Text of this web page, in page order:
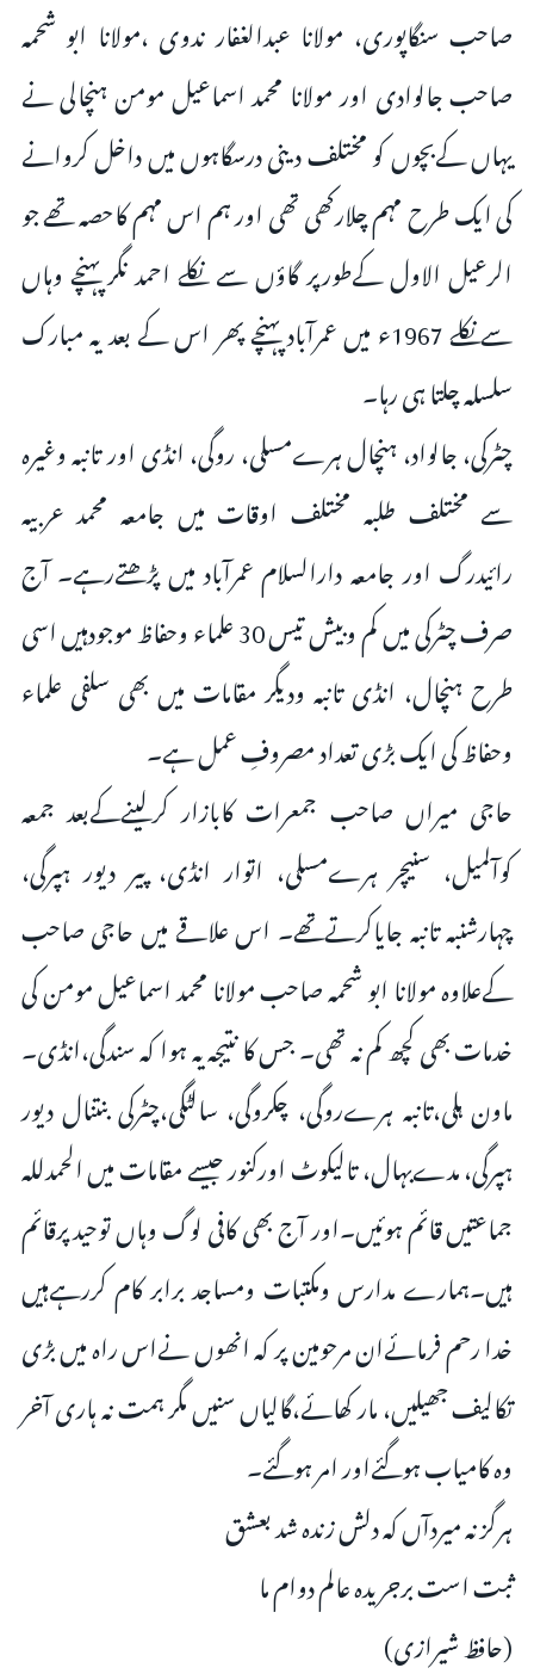
صاحب سنگاپوری، مولانا عبدالغفار ندوی ،مولانا ابو شحمہ
صاحب جالوادی اور مولانا محمد اسماعیل مومن ہنچالی نے
یہاں کےبچوں کو مختلف دینی درسگاہوں میں داخل کروانے
کی ایک طرح مہم چلارکھی تھی اور ہم اس مہم کاحصہ تھے جو
الرعیل الاول کےطورپر گاؤں سے نکلے احمد نگر پہنچے وہاں
سےنکلے 1967ء میں عمرآباد پہنچے پھر اس کے بعد یہ مبارک
سلسلہ چلتا ہی رہا۔
چٹرکی، جالواد، ہنچال ہرےمسلی، روگی، انڈی اور تانبہ وغیرہ
سے مختلف طلبہ مختلف اوقات میں جامعہ محمد عربیہ
رائیدرگ اور جامعہ دارالسلام عمرآباد میں پڑھتےرہے۔ آج
صرف چٹرکی میں کم وبیش تیس 30 علماء وحفاظ موجودہیں اسی
طرح ہنچال، انڈی تانبہ ودیگر مقامات میں بھی سلفی علماء
وحفاظ کی ایک بڑی تعداد مصروفِ عمل ہے۔
حاجی میراں صاحب جمعرات کابازار کرلینےکےبعد جمعہ
کوآلمیل، سنیچر ہرےمسلی، اتوار انڈی، پیر دیور ہپرگی،
چہارشنبہ تانبہ جایاکرتےتھے۔ اس علاقے میں حاجی صاحب
کےعلاوہ مولانا ابو شحمہ صاحب مولانا محمد اسماعیل مومن کی
خدمات بھی کچھ کم نہ تھی۔ جس کا نتیجہ یہ ہوا کہ سندگی،انڈی۔
ماون ہلی،تانبہ ہرےروگی، چکروگی، سالٹگی،چٹرکی بنتنال دیور
ہپرگی، مدےبہال، تالیکوٹ اورکنور جیسے مقامات میں الحمدللہ
جماعتیں قائم ہوئیں۔اور آج بھی کافی لوگ وہاں توحید پرقائم
ہیں۔ہمارے مدارس ومکتبات ومساجد برابر کام کررہےہیں
خدا رحم فرمائےان مرحومین پر کہ انھوں نےاس راہ میں بڑی
تکالیف جھیلیں، مار کھائے،گالیاں سنیں مگر ہمت نہ ہاری آخر
وہ کامیاب ہوگئےاور امر ہوگئے۔
ہرگز نہ میردآں کہ دلش زندہ شد بعشق
ثبت است برجریدہ عالم دوام ما
(حافظ شیرازی)